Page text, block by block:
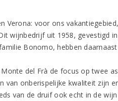
Verona: voor ons
wijnbedrijf uit 1958, gevestigd
Bonomo, hebben
del Frà de focus op twee
van onberispelijke kwaliteit zijn
van de druif ook echt in de